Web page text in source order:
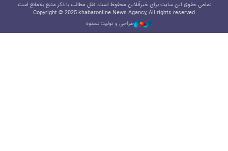
تمامی حقوق این سایت برای خبرآنلاین محفوظ است. نقل مطالب با ذکر منبع بلامانع است.
Copyright © 2025 khabaronline News Agancy, All rights reserved
طراحی و تولید: نستوه